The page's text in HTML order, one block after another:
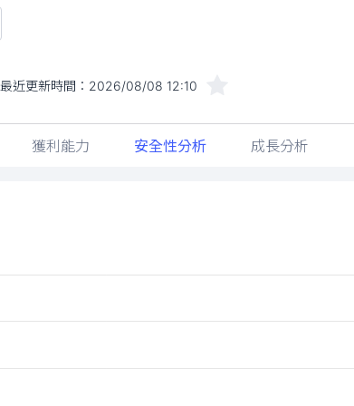
最近更新時間： 2026/08/08 12:10
獲利能力 安全性分析 成長分析